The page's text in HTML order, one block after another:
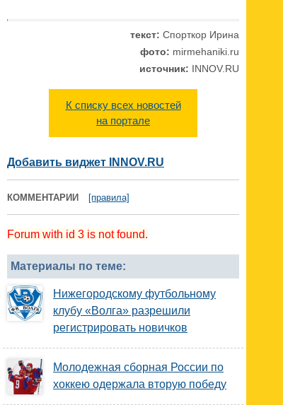
текст: Спорткор Ирина
фото: mirmehaniki.ru
источник: INNOV.RU
К списку всех новостей
на портале
Добавить виджет INNOV.RU
КОММЕНТАРИИ [правила]
Forum with id 3 is not found.
Материалы по теме:
Нижегородскому футбольному
клубу «Волга» разрешили
регистрировать новичков
Молодежная сборная России по
хоккею одержала вторую победу